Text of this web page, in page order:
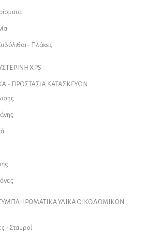
- Πλάκες
XPS
- ΠΡΟΣΤΑΣΙΑ ΚΑΤΑΣΚΕΥΩΝ
ΣΥΜΠΛΗΡΩΜΑΤΙΚΑ ΥΛΙΚΑ ΟΙΚΟΔΟΜΙΚΩΝ
- Σταυροί